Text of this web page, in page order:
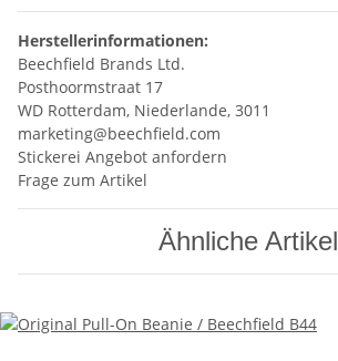
Herstellerinformationen:
Beechfield Brands Ltd.
Posthoormstraat 17
WD Rotterdam, Niederlande, 3011
marketing@beechfield.com
Stickerei Angebot anfordern
Frage zum Artikel
Ähnliche Artikel